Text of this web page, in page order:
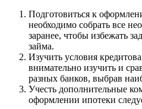
Подготовиться к
необходимо собрать все
заранее, чтобы избежать
займа.
Изучить условия
внимательно изучить и
разных банков, выбрав
Учесть дополнительные
оформлении ипотеки